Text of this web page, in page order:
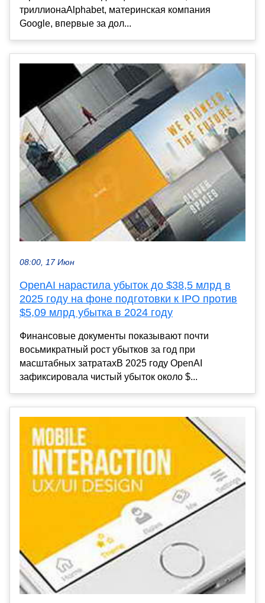
триллионаAlphabet, материнская компания
Google, впервые за дол...
08:00, 17 Июн
OpenAI нарастила убыток до $38,5 млрд в
2025 году на фоне подготовки к IPO против
$5,09 млрд убытка в 2024 году
Финансовые документы показывают почти
восьмикратный рост убытков за год при
масштабных затратахВ 2025 году OpenAI
зафиксировала чистый убыток около $...